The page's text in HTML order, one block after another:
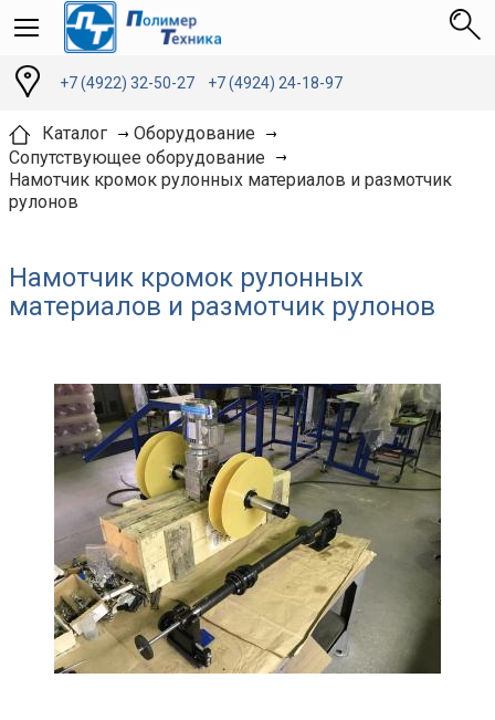
+7 (4922) 32-50-27 +7 (4924) 24-18-97
Каталог
Оборудование
Сопутствующее оборудование
Намотчик кромок рулонных материалов и размотчик
рулонов
Намотчик кромок рулонных
материалов и размотчик рулонов